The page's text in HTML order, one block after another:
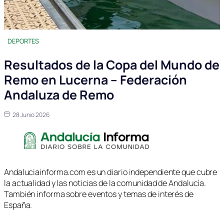
DEPORTES
Resultados de la Copa del Mundo de
Remo en Lucerna – Federación
Andaluza de Remo
28 Junio 2026
Andaluciainforma.com es un diario independiente que cubre
la actualidad y las noticias de la comunidad de Andalucía.
También informa sobre eventos y temas de interés de
España.